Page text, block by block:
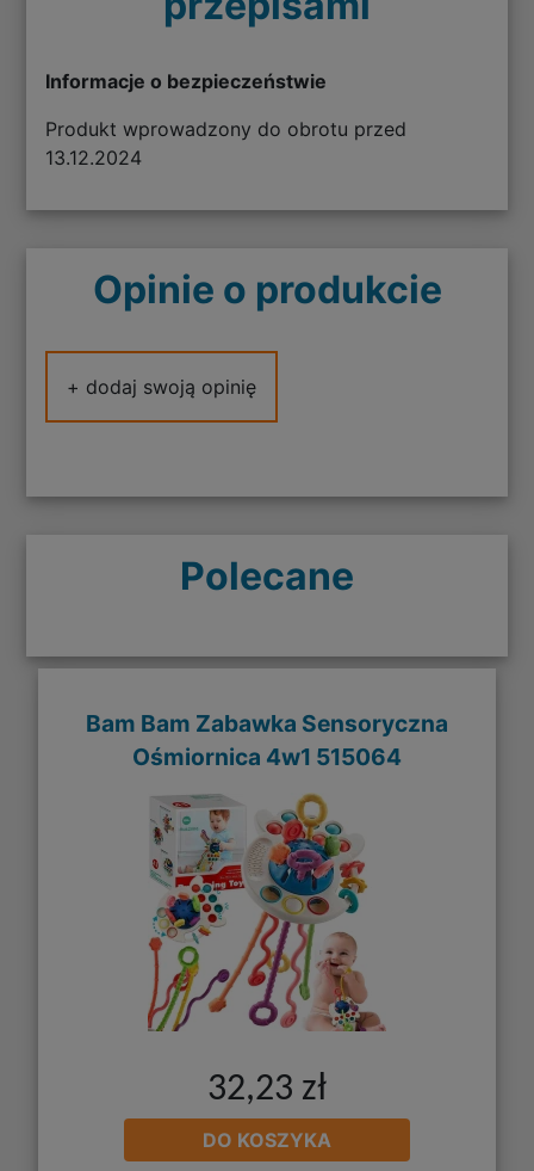
Informacje o bezpieczeństwie
Produkt wprowadzony do obrotu przed
13.12.2024
Opinie o produkcie
+ dodaj swoją opinię
Polecane
Bam Bam Zabawka Sensoryczna
Ośmiornica 4w1 515064
32,23 zł
DO KOSZYKA